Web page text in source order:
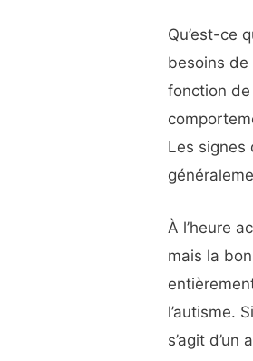
Qu’est-ce
besoins
fonction de
Les signes
À l’heure
mais la
l’autisme.
s’agit